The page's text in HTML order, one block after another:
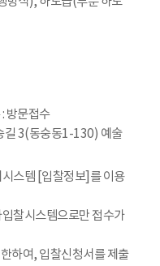
방문접수
길 3(동숭동1-130) 예술
스템 [입찰정보]를 이용
찰시스템으로만 접수가
하여, 입찰신청서를 제출